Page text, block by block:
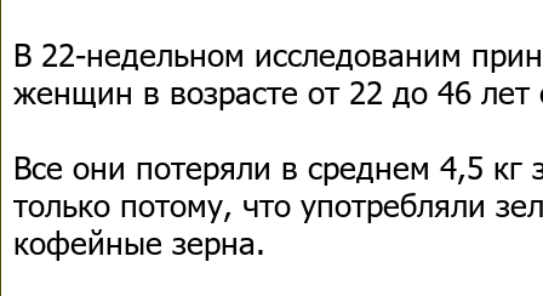
В 22-недельном исследованим
женщин в возрасте от 22 до 46
Все они потеряли в среднем 4,5 кг
только потому, что употребляли
кофейные зерна.